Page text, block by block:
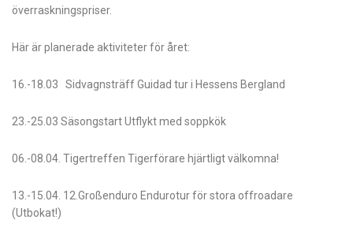
överraskningspriser.
Här är planerade aktiviteter för året:
16.-18.03 Sidvagnsträff Guidad tur i Hessens Bergland
23.-25.03 Säsongstart Utflykt med soppkök
06.-08.04. Tigertreffen Tigerförare hjärtligt välkomna!
13.-15.04. 12.Großenduro Endurotur för stora offroadare
(Utbokat!)